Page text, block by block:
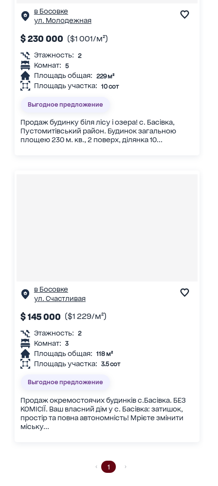
в Босовке
ул. Молодежная
$ 230 000 ($1 001/м²)
Этажность: 2
Комнат: 5
Площадь общая: 229 м²
Площадь участка: 10 сот
Выгодное предложение
Продаж будинку біля лісу і озера! с. Басівка,
Пустомитівський район. Будинок загальною
площею 230 м. кв., 2 поверх, ділянка 10...
в Босовке
ул. Счастливая
$ 145 000 ($1 229/м²)
Этажность: 2
Комнат: 3
Площадь общая: 118 м²
Площадь участка: 3.5 сот
Выгодное предложение
Продаж окремостоячих будинків с.Басівка. БЕЗ
КОМІСІЇ. Ваш власний дім у с. Басівка: затишок,
простір та повна автономність! Мрієте змінити
міську...
1